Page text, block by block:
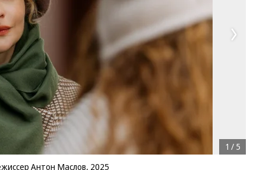
Антон Маслов, 2025
1 / 5